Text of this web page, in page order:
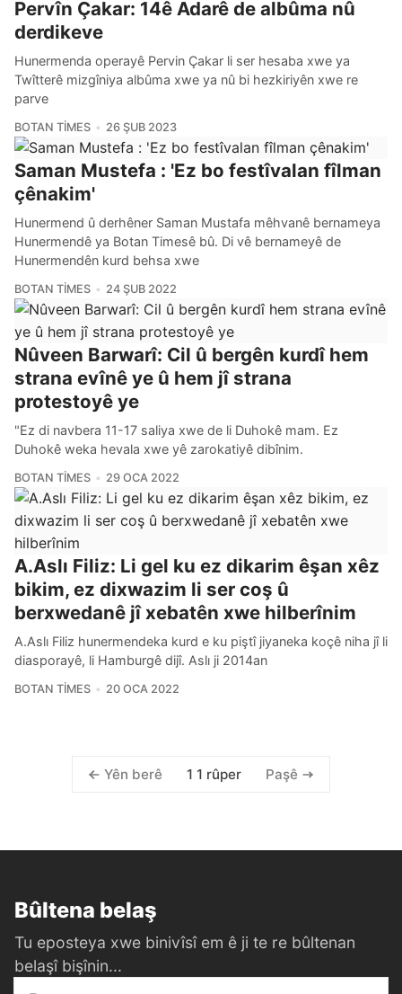
Pervîn Çakar: 14ê Adarê de albûma nû
derdikeve
Hunermenda operayê Pervin Çakar li ser hesaba xwe ya
Twîtterê mizgîniya albûma xwe ya nû bi hezkiriyên xwe re
parve
BOTAN TIMES 26 ŞUB 2023
Saman Mustefa : 'Ez bo festîvalan fîlman
çênakim'
Hunermend û derhêner Saman Mustafa mêhvanê bernameya
Hunermendê ya Botan Timesê bû. Di vê bernameyê de
Hunermendên kurd behsa xwe
BOTAN TIMES 24 ŞUB 2022
Nûveen Barwarî: Cil û bergên kurdî hem
strana evînê ye û hem jî strana
protestoyê ye
"Ez di navbera 11-17 saliya xwe de li Duhokê mam. Ez
Duhokê weka hevala xwe yê zarokatiyê dibînim.
BOTAN TIMES 29 OCA 2022
A.Aslı Filiz: Li gel ku ez dikarim êşan xêz
bikim, ez dixwazim li ser coş û
berxwedanê jî xebatên xwe hilberînim
A.Aslı Filiz hunermendeka kurd e ku piştî jiyaneka koçê niha jî li
diasporayê, li Hamburgê dijî. Aslı ji 2014an
BOTAN TIMES 20 OCA 2022
Yên berê 1 1 rûper Paşê
Bûltena belaş
Tu eposteya xwe binivîsî em ê ji te re bûltenan
belaşî bişînin...